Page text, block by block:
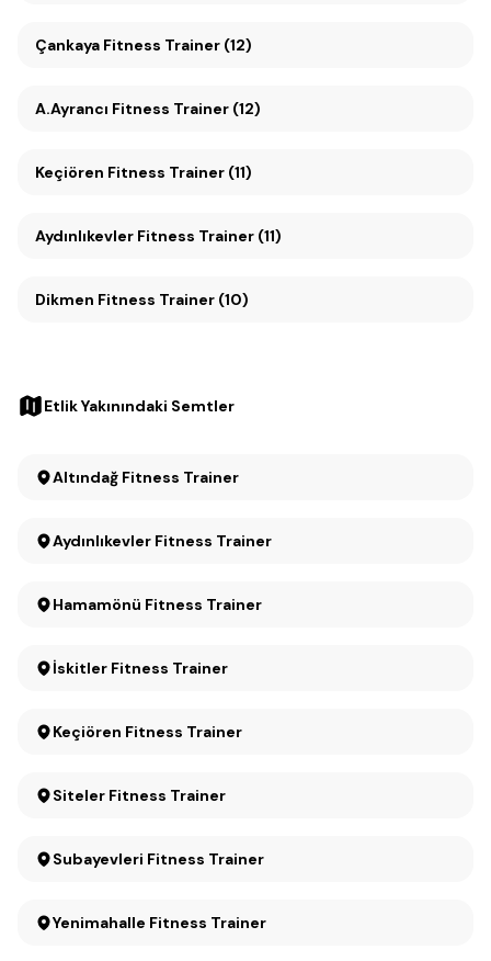
Çankaya Fitness Trainer (12)
A.Ayrancı Fitness Trainer (12)
Keçiören Fitness Trainer (11)
Aydınlıkevler Fitness Trainer (11)
Dikmen Fitness Trainer (10)
Etlik Yakınındaki Semtler
Altındağ Fitness Trainer
Aydınlıkevler Fitness Trainer
Hamamönü Fitness Trainer
İskitler Fitness Trainer
Keçiören Fitness Trainer
Siteler Fitness Trainer
Subayevleri Fitness Trainer
Yenimahalle Fitness Trainer